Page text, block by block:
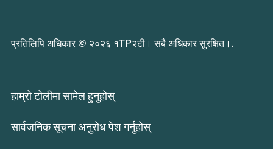
प्रतिलिपि अधिकार © २०२६ १TP२टी। सबै अधिकार सुरक्षित।.
हाम्रो टोलीमा सामेल हुनुहोस्
सार्वजनिक सूचना अनुरोध पेश गर्नुहोस्